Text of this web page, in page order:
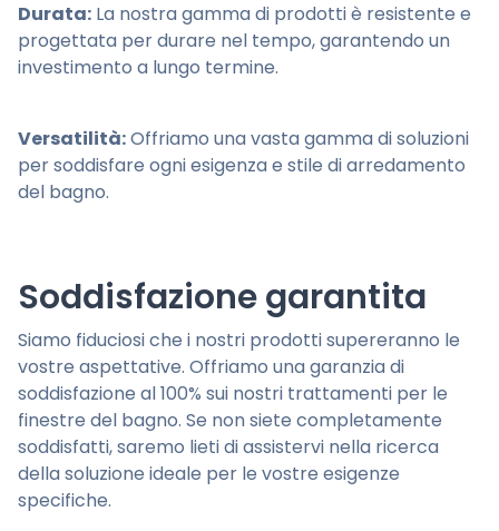
Durata: La nostra gamma di prodotti è resistente e
progettata per durare nel tempo, garantendo un
investimento a lungo termine.
Versatilità:Offriamo una vasta gamma di soluzioni
per soddisfare ogni esigenza e stile di arredamento
del bagno.
Soddisfazione garantita
Siamo fiduciosi che i nostri prodotti supereranno le
vostre aspettative. Offriamo una garanzia di
soddisfazione al 100% sui nostri trattamenti per le
finestre del bagno. Se non siete completamente
soddisfatti, saremo lieti di assistervi nella ricerca
della soluzione ideale per le vostre esigenze
specifiche.